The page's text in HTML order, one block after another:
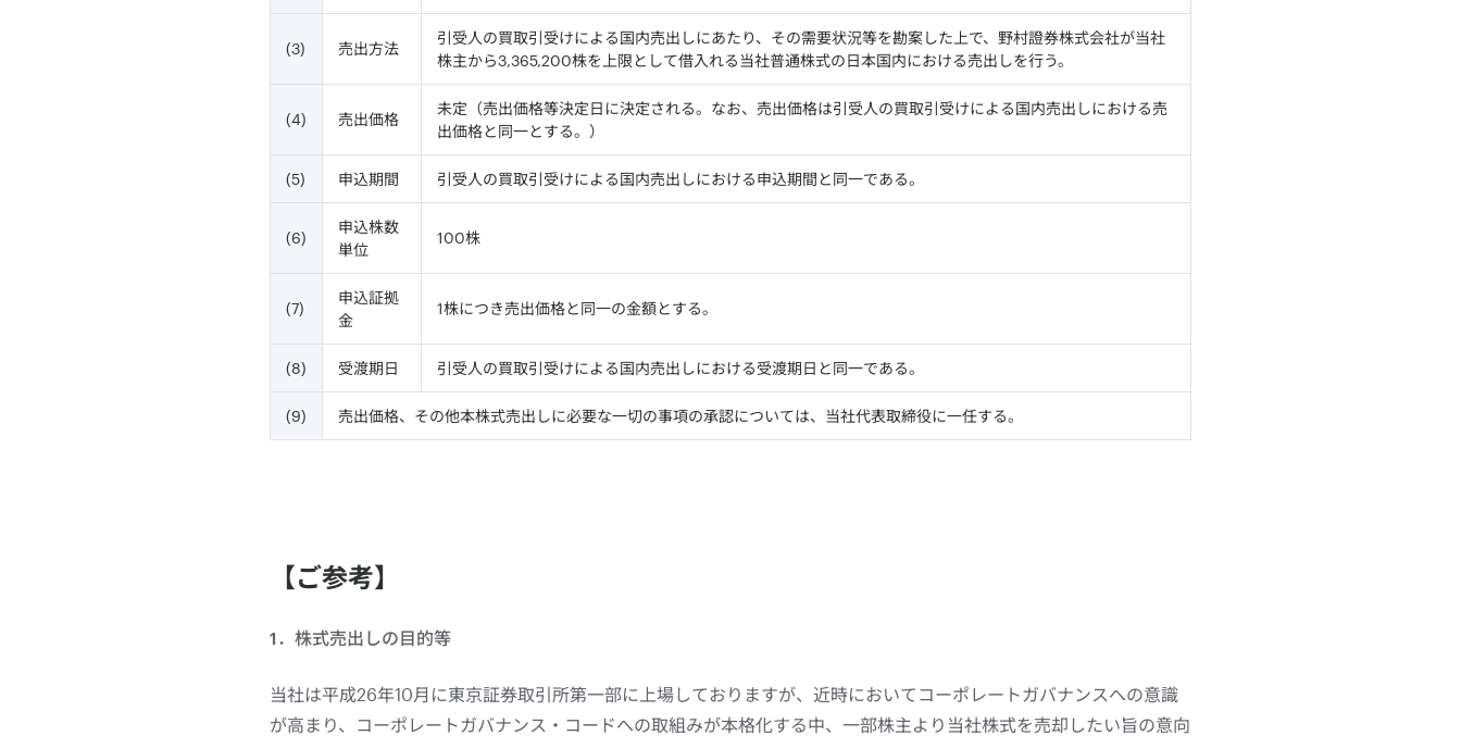
(3) 売出方法
引受人の買取引受けによる国内売出しにあたり、その需要状況等を勘案した上で、野村證券株式会社が当社
株主から3,365,200株を上限として借入れる当社普通株式の日本国内における売出しを行う。
(4) 売出価格
未定（売出価格等決定日に決定される。なお、売出価格は引受人の買取引受けによる国内売出しにおける売
出価格と同一とする。）
(5) 申込期間 引受人の買取引受けによる国内売出しにおける申込期間と同一である。
(6)
申込株数
単位
100株
(7)
申込証拠
金
1株につき売出価格と同一の金額とする。
(8) 受渡期日 引受人の買取引受けによる国内売出しにおける受渡期日と同一である。
(9) 売出価格、その他本株式売出しに必要な一切の事項の承認については、当社代表取締役に一任する。
【ご参考】
1．株式売出しの目的等
当社は平成26年10月に東京証券取引所第一部に上場しておりますが、近時においてコーポレートガバナンスへの意識
が高まり、コーポレートガバナンス・コードへの取組みが本格化する中、一部株主より当社株式を売却したい旨の意向